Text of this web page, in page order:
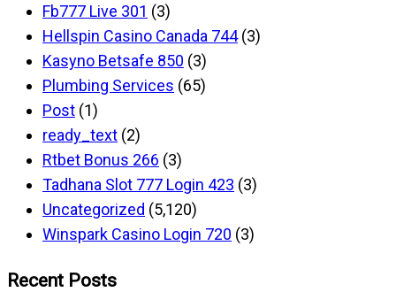
Fb777 Live 301 (3)
Hellspin Casino Canada 744 (3)
Kasyno Betsafe 850 (3)
Plumbing Services (65)
Post (1)
ready_text (2)
Rtbet Bonus 266 (3)
Tadhana Slot 777 Login 423 (3)
Uncategorized (5,120)
Winspark Casino Login 720 (3)
Recent Posts